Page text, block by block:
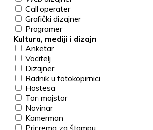
Call operater
Grafički dizajner
Programer
Kultura, mediji i dizajn
Anketar
Voditelj
Dizajner
Radnik u fotokopirnici
Hostesa
Ton majstor
Novinar
Kamerman
Priprema za štampu